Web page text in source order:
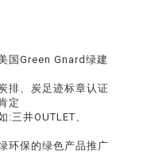
国Green Gnard绿建
排、炭足迹标章认证
定
三井OUTLET、
环保的绿色产品推广